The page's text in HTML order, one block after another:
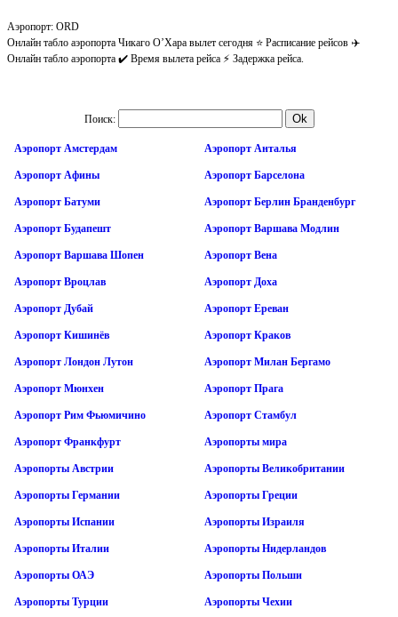
Аэропорт: ORD
Онлайн табло аэропорта Чикаго О’Хара вылет сегодня ⭐ Расписание рейсов ✈️
Онлайн табло аэропорта ✔️ Время вылета рейса ⚡ Задержка рейса.
Поиск:
Аэропорт Амстердам Аэропорт Анталья
Аэропорт Афины Аэропорт Барселона
Аэропорт Батуми Аэропорт Берлин Бранденбург
Аэропорт Будапешт Аэропорт Варшава Модлин
Аэропорт Варшава Шопен Аэропорт Вена
Аэропорт Вроцлав Аэропорт Доха
Аэропорт Дубай Аэропорт Ереван
Аэропорт Кишинёв Аэропорт Краков
Аэропорт Лондон Лутон Аэропорт Милан Бергамо
Аэропорт Мюнхен Аэропорт Прага
Аэропорт Рим Фьюмичино Аэропорт Стамбул
Аэропорт Франкфурт Аэропорты мира
Аэропорты Австрии Аэропорты Великобритании
Аэропорты Германии Аэропорты Греции
Аэропорты Испании Аэропорты Израиля
Аэропорты Италии Аэропорты Нидерландов
Аэропорты ОАЭ Аэропорты Польши
Аэропорты Турции Аэропорты Чехии